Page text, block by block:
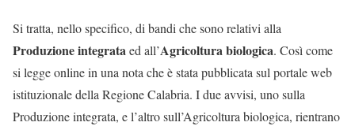
Si tratta, nello specifico, di bandi che sono relativi alla
Produzione integrataed all’Agricoltura biologica. Così come
si legge online in una nota che è stata pubblicata sul portale web
istituzionale della Regione Calabria. I due avvisi, uno sulla
Produzione integrata, e l’altro sull’Agricoltura biologica, rientrano